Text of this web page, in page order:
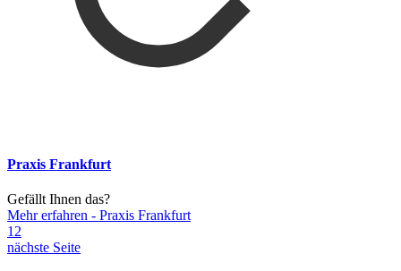
Praxis Frankfurt
Gefällt Ihnen das?
Mehr erfahren - Praxis Frankfurt
1 2
nächste Seite